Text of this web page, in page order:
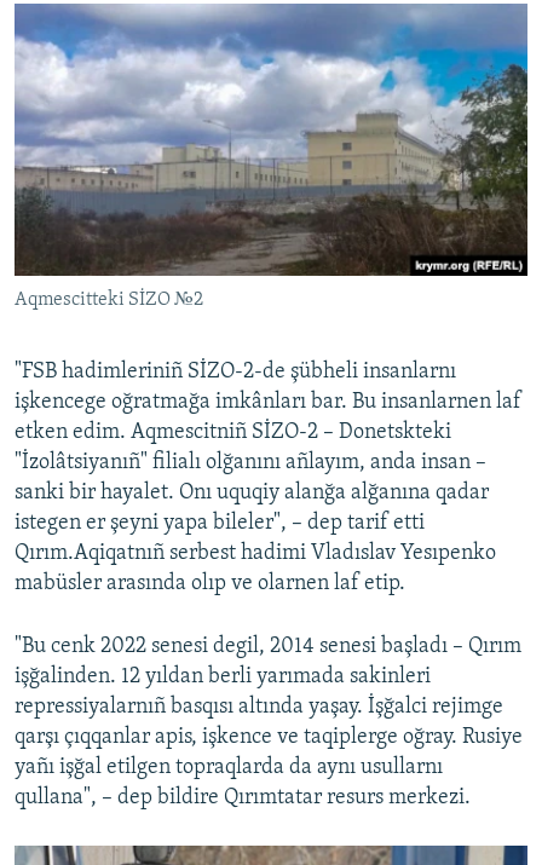
Aqmescitteki SİZO №2
"FSB hadimleriniñ SİZO-2-de şübheli insanlarnı
işkencege oğratmağa imkânları bar. Bu insanlarnen laf
etken edim. Aqmescitniñ SİZO-2 – Donetskteki
"İzolâtsiyanıñ" filialı olğanını añlayım, anda insan –
sanki bir hayalet. Onı uquqiy alanğa alğanına qadar
istegen er şeyni yapa bileler", – dep tarif etti
Qırım.Aqiqatnıñ serbest hadimi Vladıslav Yesıpenko
mabüsler arasında olıp ve olarnen laf etip.
"Bu cenk 2022 senesi degil, 2014 senesi başladı – Qırım
işğalinden. 12 yıldan berli yarımada sakinleri
repressiyalarnıñ basqısı altında yaşay. İşğalci rejimge
qarşı çıqqanlar apis, işkence ve taqiplerge oğray. Rusiye
yañı işğal etilgen topraqlarda da aynı usullarnı
qullana", – dep bildire Qırımtatar resurs merkezi.